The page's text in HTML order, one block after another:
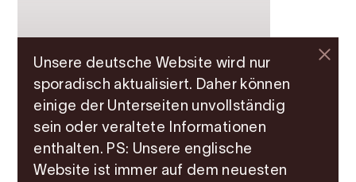
Ein Einheimischer
zeigt Hardanger —
fünf Tipps von
Lothepus in Odda
Unsere deutsche Website wird nur
sporadisch aktualisiert. Daher können
einige der Unterseiten unvollständig
sein oder veraltete Informationen
enthalten. PS: Unsere englische
Website ist immer auf dem neuesten